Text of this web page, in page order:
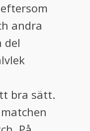
andra
del
bra sätt.